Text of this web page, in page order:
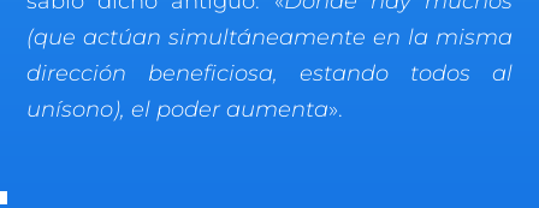
(que actúan simultáneamente en la misma
dirección beneficiosa, estando todos al
unísono), el poder aumenta».